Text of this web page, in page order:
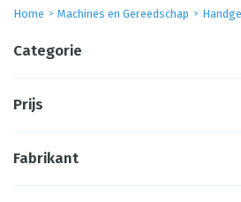
Home Machines en Gereedschap
Categorie
Prijs
Fabrikant